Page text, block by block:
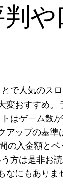
で人気のス
おすすめ
はゲーム数
ップの基
の入金額と
方は是非お
なにもありま